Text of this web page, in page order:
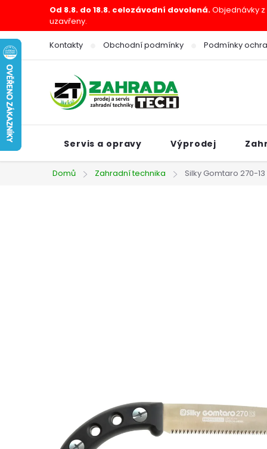
obsah
Od 8.8. do 18.8. celozávodní dovolená.Objednávky
uzavřeny.
Kontakty Obchodní podmínky Podmínky
Servis a opravy Výprodej
Domů Zahradní technika Silky Gomtaro 270-